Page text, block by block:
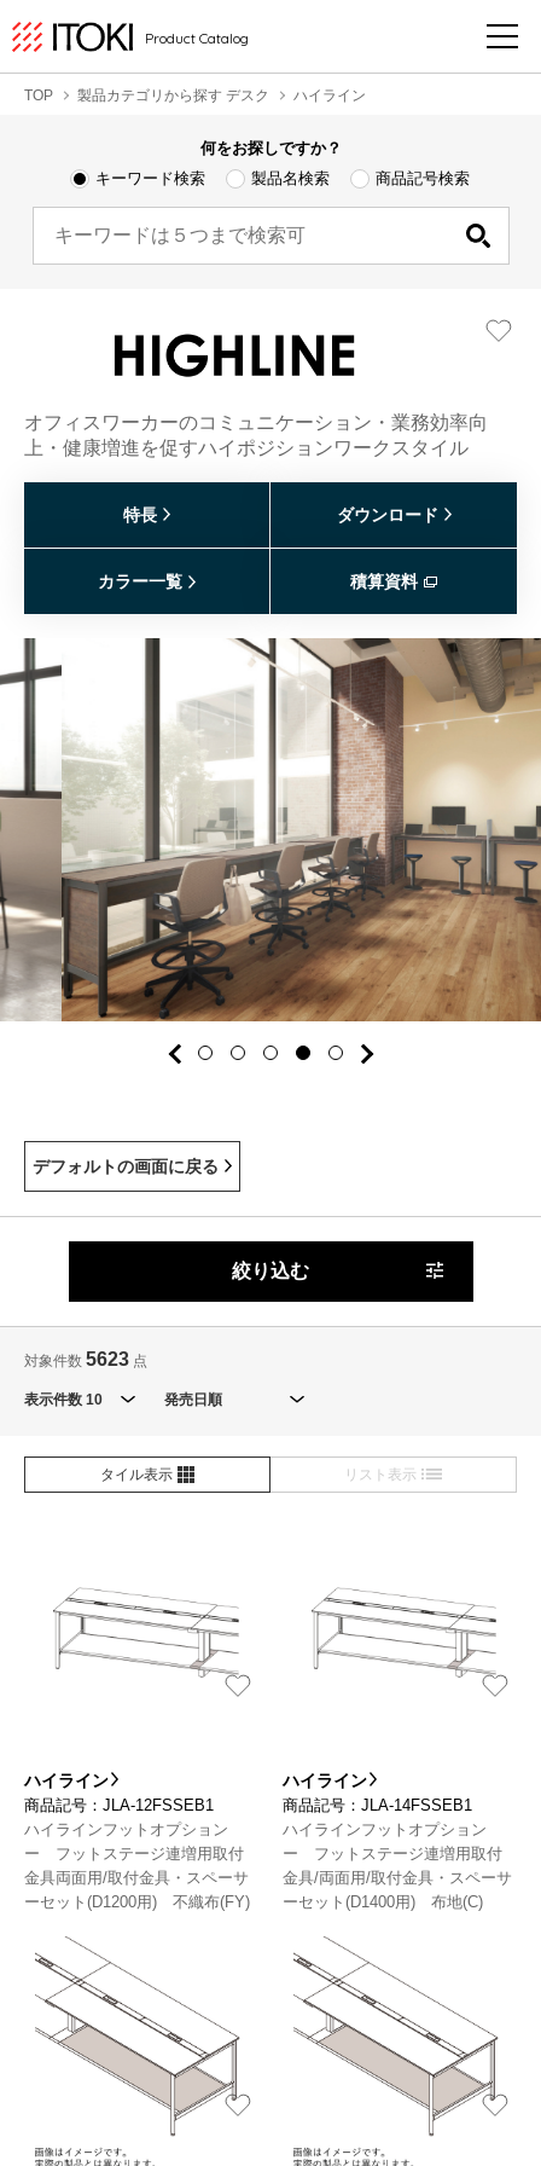
Product Catalog
TOP 製品カテゴリから探す デスク ハイライン
何をお探しですか？
キーワード検索
製品名検索 商品記号検索
オフィスワーカーのコミュニケーション・業務効率向
上・健康増進を促すハイポジションワークスタイル
特長 ダウンロード
カラー一覧 積算資料
デフォルトの画面に戻る
絞り込む
対象件数 5623 点
表示件数
タイル表示 リスト表示
ハイライン
商品記号：JLA-12FSSEB1
ハイラインフットオプション
ー フットステージ連増用取付
金具両面用/取付金具・スペーサ
ーセット(D1200用) 不織布(FY)
ハイライン
商品記号：JLA-14FSSEB1
ハイラインフットオプション
ー フットステージ連増用取付
金具/両面用/取付金具・スペーサ
ーセット(D1400用) 布地(C)